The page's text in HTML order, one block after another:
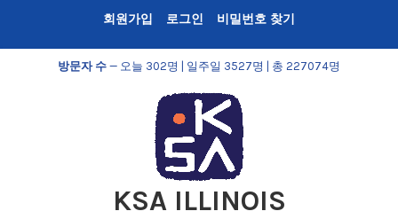
content
회원가입 로그인 비밀번호 찾기
방문자 수 — 오늘 302명 | 일주일 3527명 | 총 227074명
KSA ILLINOIS